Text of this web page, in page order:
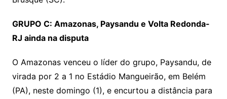
GRUPO C: Amazonas, Paysandu e Volta Redonda-
RJ ainda na disputa
O Amazonas venceu o líder do grupo, Paysandu, de
virada por 2 a 1 no Estádio Mangueirão, em Belém
(PA), neste domingo (1), e encurtou a distância para